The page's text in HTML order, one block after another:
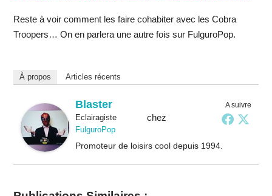
Reste à voir comment les faire cohabiter avec les Cobra
Troopers… On en parlera une autre fois sur FulguroPop.
À propos Articles récents
A suivre
Blaster
Eclairagistechez
FulguroPop
Promoteur de loisirs cool depuis 1994.